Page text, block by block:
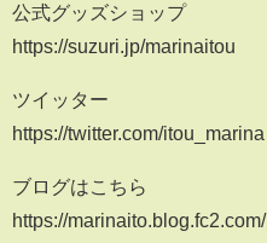
公式グッズショップ
https://suzuri.jp/marinaitou
ツイッター
https://twitter.com/itou_marina
ブログはこちら
https://marinaito.blog.fc2.com/